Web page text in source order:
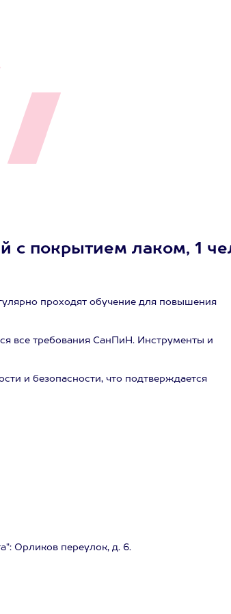
с покрытием лаком, 1
проходят обучение для повышения
все требования СанПиН. Инструменты и
и безопасности, что подтверждается
Орликов переулок, д. 6.